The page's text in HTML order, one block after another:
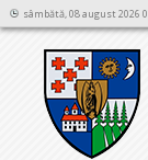
sâmbătă, 08 august 2026